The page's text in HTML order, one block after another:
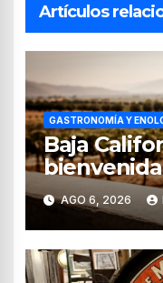
Artículos
GASTRONOMÍA Y
Baja
vendimia
AGO 6, 2026